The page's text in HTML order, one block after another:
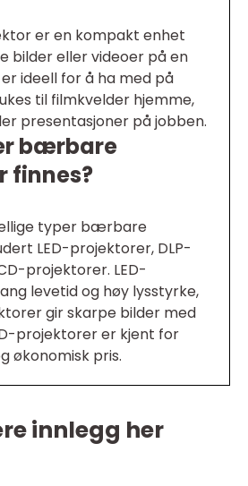
er en kompakt enhet
bilder eller videoer på en
ideell for å ha med på
til filmkvelder hjemme,
presentasjoner på jobben.
bærbare
finnes?
typer bærbare
LED-projektorer, DLP-
projektorer. LED-
levetid og høy lysstyrke,
gir skarpe bilder med
projektorer er kjent for
økonomisk pris.
innlegg her